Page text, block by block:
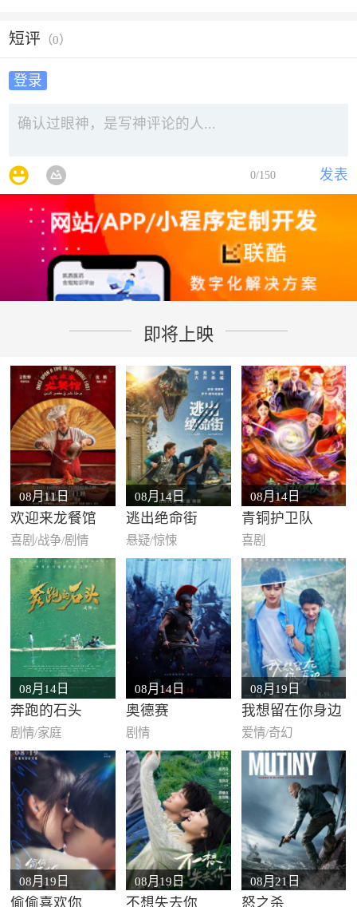
短评 （0）
登录
发表
0/150
即将上映
08月11日
欢迎来龙餐馆
喜剧/战争/剧情
08月14日
逃出绝命街
悬疑/惊悚
08月14日
青铜护卫队
喜剧
08月14日
奔跑的石头
剧情/家庭
08月14日
奥德赛
剧情
08月19日
我想留在你身边
爱情/奇幻
08月19日
偷偷喜欢你
08月19日
不想失去你
08月21日
怒之杀